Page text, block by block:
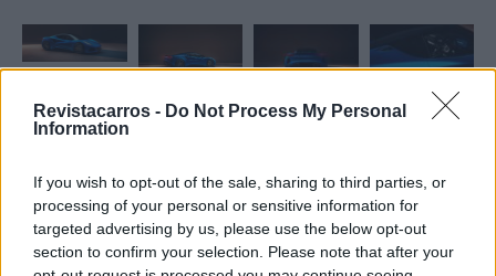
Revistacarros - Do Not Process My Personal
Information
If you wish to opt-out of the sale, sharing to third parties, or
processing of your personal or sensitive information for
targeted advertising by us, please use the below opt-out
section to confirm your selection. Please note that after your
Tags: AMG Evora Exige Lotus Emira Toyota